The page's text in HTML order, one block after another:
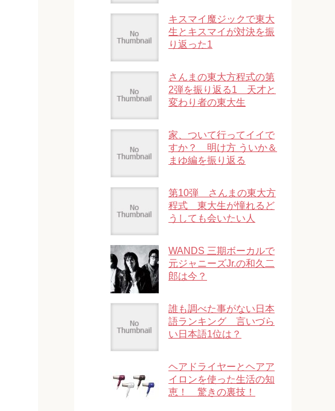
キスマイ魔ジックで東大
生とキスマイが対決を振
り返った1
さんまの東大方程式の第
2弾を振り返る1 天才と
変わり者の東大生
家、ついて行ってイイで
すか？ 明け方 ういか＆
まゆ編を振り返る
第10弾 さんまの東大方
程式 東大生が憧れるど
うしても会いたい人
WANDS 三期ボーカルで
元ジャニーズJr.の和久二
郎は今？
誰も調べた事がない日本
語ランキング 言いづら
い日本語1位は？
ヘアドライヤーとヘアア
イロンを使った生活の知
恵！ 驚きの裏技！